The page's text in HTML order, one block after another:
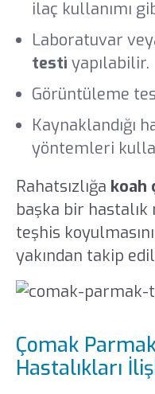
ilaç kullanımı
Laboratuvar
testi yapılabilir.
Görüntüleme
Kaynaklandığı
yöntemleri
Rahatsızlığa koah
başka bir
teşhis
yakından takip
Çomak
Hastalıkları